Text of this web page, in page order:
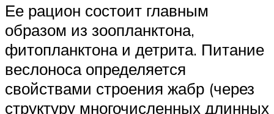
Ее рацион состоит главным
образом из зоопланктона,
фитопланктона и детрита. Питание
веслоноса определяется
свойствами строения жабр (через
структуру многочисленных длинных